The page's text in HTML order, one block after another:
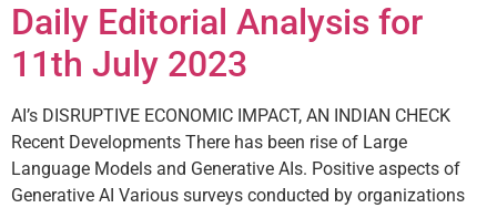
Daily Editorial Analysis for
11th July 2023
AI’s DISRUPTIVE ECONOMIC IMPACT, AN INDIAN CHECK
Recent Developments There has been rise of Large
Language Models and Generative AIs. Positive aspects of
Generative AI Various surveys conducted by organizations